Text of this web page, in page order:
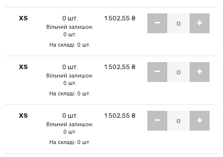
XS 0 шт.
Вільний залишок:
0 шт.
На складі: 0 шт.
1 502,55 ₴
XS 0 шт.
Вільний залишок:
0 шт.
На складі: 0 шт.
1 502,55 ₴
XS 0 шт.
Вільний залишок:
0 шт.
На складі: 0 шт.
1 502,55 ₴